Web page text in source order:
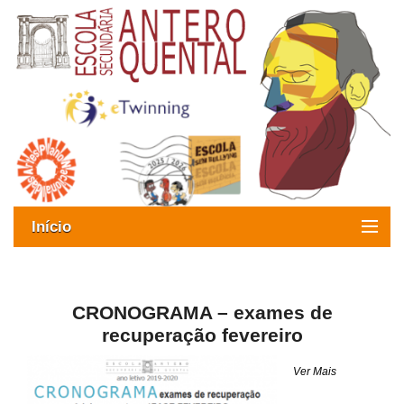
Início
Oferta formativa
ESAQ sem Bullying
CRONOGRAMA – exames de
recuperação fevereiro
Ver Mais